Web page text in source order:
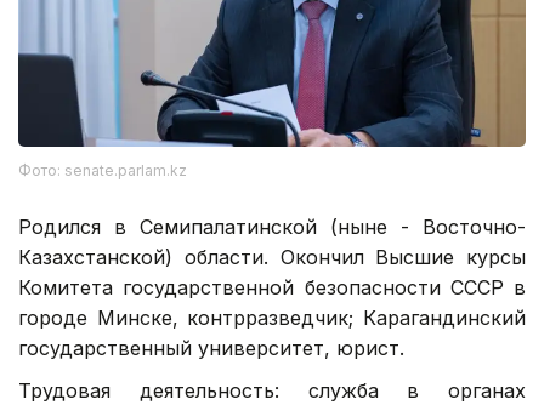
Фото: senate.parlam.kz
Родился в Семипалатинской (ныне - Восточно-
Казахстанской) области. Окончил Высшие курсы
Комитета государственной безопасности СССР в
городе Минске, контрразведчик; Карагандинский
государственный университет, юрист.
Трудовая деятельность: служба в органах